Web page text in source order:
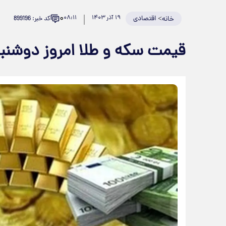
خانه>اقتصادی ۱۹ آذر ۱۴۰۳ ۰۸:۱۱۰ کد خبر: 899196
قیمت سکه و طلا امروز دوشنبه ۱۹ آذر ۱۴۰۳ +